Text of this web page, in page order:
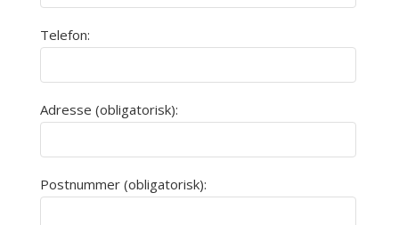
Telefon:
Adresse (obligatorisk):
Postnummer (obligatorisk):